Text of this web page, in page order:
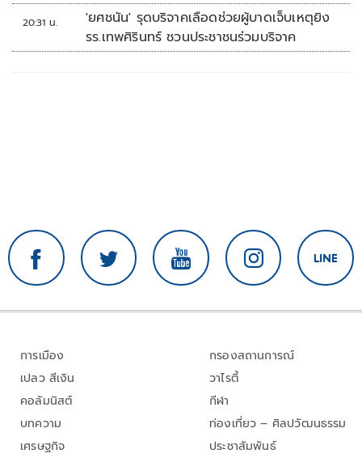
20:31 น.
'ยศชนัน' รุดบริจาคเลือดช่วยผู้บาดเจ็บเหตุยิง
รร.เทพศิรินทร์ ชวนประชาชนร่วมบริจาค
การเมือง
เปลว สีเงิน
คอลัมนิสต์
บทความ
เศรษฐกิจ
กรองสถานการณ์
วาไรตี้
กีฬา
ท่องเที่ยว – ศิลปวัฒนธรรม
ประชาสัมพันธ์